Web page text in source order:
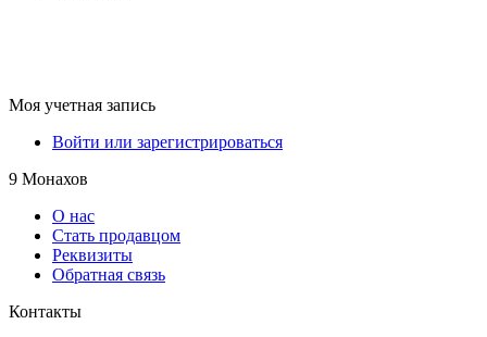
Моя учетная запись
Войти или зарегистрироваться
9 Монахов
О нас
Стать продавцом
Реквизиты
Обратная связь
Контакты